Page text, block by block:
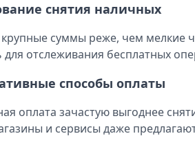
снятия наличных
суммы реже, чем мелкие
для отслеживания бесплатных
способы оплаты
оплата зачастую выгоднее
и сервисы даже